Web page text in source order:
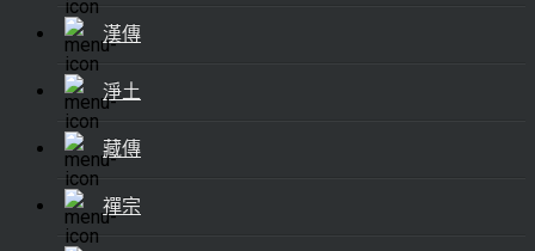
漢傳
淨土
藏傳
禪宗